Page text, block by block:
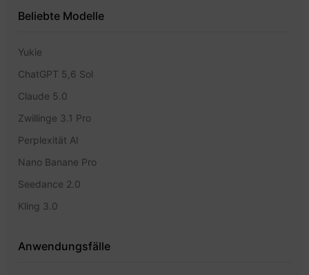
Beliebte Modelle
Yukie
ChatGPT 5,6 Sol
Claude 5.0
Zwillinge 3.1 Pro
Perplexität AI
Nano Banane Pro
Seedance 2.0
Kling 3.0
Anwendungsfälle